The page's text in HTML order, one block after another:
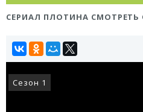
СЕРИАЛ ПЛОТИНА
Сезон 1